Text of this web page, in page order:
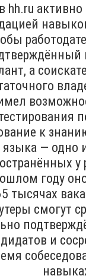
hh.ru активно
а
к
языка — одно
у
году
тысячах
смогут
и